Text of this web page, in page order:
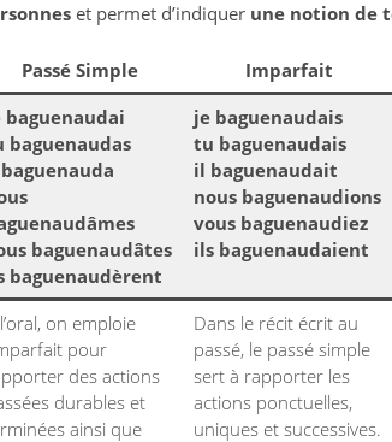
et permet d’indiquer une notion de
Passé Simple Imparfait
baguenaudai
baguenaudas
baguenaudâtes
baguenaudèrent
je baguenaudais
tu baguenaudais
il baguenaudait
nous baguenaudions
vous baguenaudiez
ils baguenaudaient
on emploie
pour
des actions
durables et
ainsi que
Dans le récit écrit au
passé, le passé simple
sert à rapporter les
actions ponctuelles,
uniques et successives.